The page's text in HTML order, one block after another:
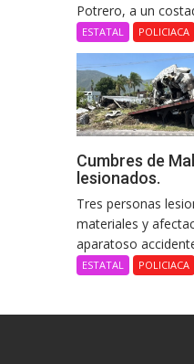
Potrero, a un
ESTATAL POLICIACA
Cumbres de
lesionados.
Tres personas
materiales y
aparatoso
ESTATAL POLICIACA